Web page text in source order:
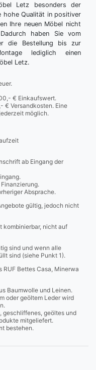
Letz besonders der
hohe Qualität in positiver
Ihre neuen Möbel nicht
haben Sie vom
die Bestellung bis zur
lediglich einen
Letz.
€ Einkaufswert.
€ Versandkosten. Eine
möglich.
ab Eingang der
Absprache.
gültig, jedoch nicht
kombinierbar, nicht auf
sind und wenn alle
sind (siehe Punkt 1).
RUF Bettes Casa, Minerwa
Baumwolle und Leinen.
oder geöltem Leder wird
geschliffenes, geöltes und
mitgeliefert.
bestehen.